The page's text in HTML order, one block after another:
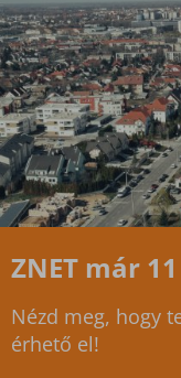
ZNET már
Nézd meg, hogy
érhető el!